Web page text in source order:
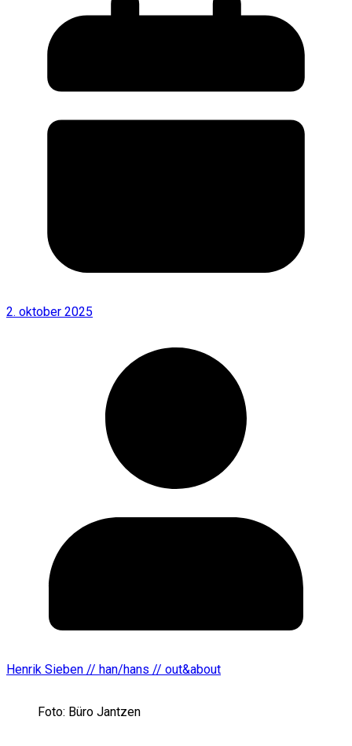
2. oktober 2025
Henrik Sieben // han/hans // out&about
Foto: Büro Jantzen